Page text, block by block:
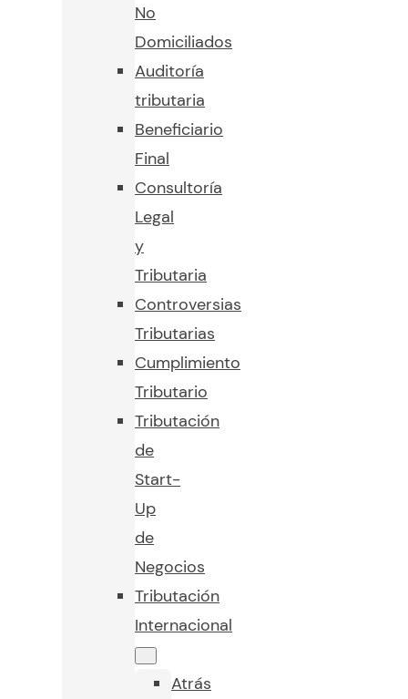
No
Domiciliados
Auditoría
tributaria
Beneficiario
Final
Consultoría
Legal
y
Tributaria
Controversias
Tributarias
Cumplimiento
Tributario
Tributación
de
Start-
Up
de
Negocios
Tributación
Internacional
Atrás